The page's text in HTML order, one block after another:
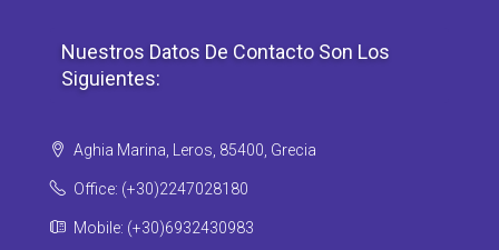
Nuestros Datos De Contacto Son Los
Siguientes:
Aghia Marina, Leros, 85400, Grecia
Office: (+30)2247028180
Mobile: (+30)6932430983